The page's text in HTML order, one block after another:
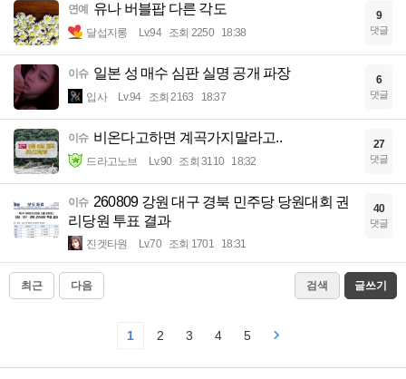
연예 유나 버블팝 다른 각도
달섭지롱 Lv.94 조회 2250 18:38
9
댓글
이슈 일본 성 매수 심판 실명 공개 파장
입사 Lv.94 조회 2163 18:37
6
댓글
이슈 비온다고하면 계곡가지말라고..
드라고노브 Lv.90 조회 3110 18:32
27
댓글
이슈 260809 강원 대구 경북 민주당 당원대회 권
리당원 투표 결과
진겟타원 Lv.70 조회 1701 18:31
40
댓글
최근 다음 검색 글쓰기
1 2 3 4 5